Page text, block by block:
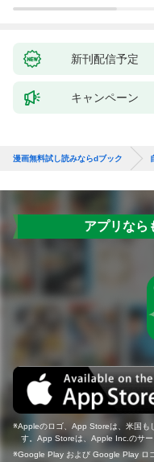
新刊配信予定
キャンペーン
漫画無料試し読みならdブック
アプリなら
Appleのロゴ、App Storeは、米国も
す。App Storeは、Apple Inc.のサー
Google Play および Google Play ロ